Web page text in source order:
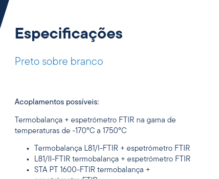
Especificações
Preto sobre branco
Acoplamentos possíveis:
Termobalança + espetrómetro FTIR na gama de
temperaturas de -170°C a 1750°C
Termobalança L81/I-FTIR + espetrómetro FTIR
L81/II-FTIR termobalança + espetrómetro FTIR
STA PT 1600-FTIR termobalança +